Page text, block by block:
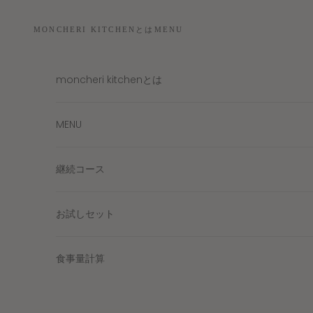
MONCHERI KITCHENとは MENU
moncheri kitchenとは
MENU
継続コース
お試しセット
食事量計算